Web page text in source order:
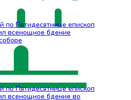
по Пятидесятнице епископ
всенощное бдение
по Пятидесятнице епископ
всенощное бдение во